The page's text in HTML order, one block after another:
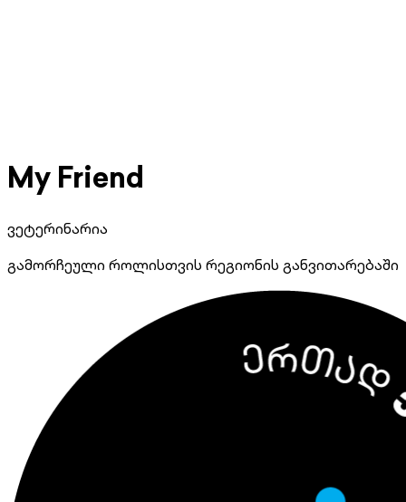
My Friend
ვეტერინარია
გამორჩეული როლისთვის რეგიონის განვითარებაში